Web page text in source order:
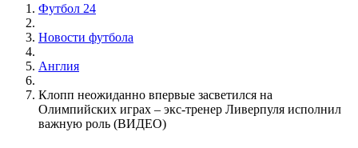
Футбол 24
Новости футбола
Англия
Клопп неожиданно впервые засветился на
Олимпийских играх – экс-тренер Ливерпуля исполнил
важную роль (ВИДЕО)